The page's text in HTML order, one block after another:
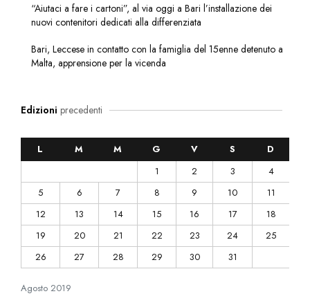
“Aiutaci a fare i cartoni”, al via oggi a Bari l’installazione dei
nuovi contenitori dedicati alla differenziata
Bari, Leccese in contatto con la famiglia del 15enne detenuto a
Malta, apprensione per la vicenda
Edizioni precedenti
Agosto 2019
L M M G V S
D
1
2 3
4
5
6 7 8 9 10
11
12
13 14 15 16 17
18
19
20 21 22 23 24
25
26
27 28 29 30 31